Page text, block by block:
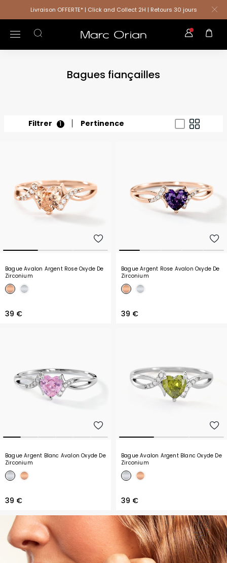
Livraison OFFERTE* | Click and Collect 2H | Retours 30 jours
Bagues fiançailles
Filtrer 1 Pertinence
Bague Avalon Argent Rose Oxyde De
Zirconium
39 €
Bague Argent Rose Avalon Oxyde De
Zirconium
39 €
Bague Argent Blanc Avalon Oxyde De
Zirconium
39 €
Bague Avalon Argent Blanc Oxyde De
Zirconium
39 €